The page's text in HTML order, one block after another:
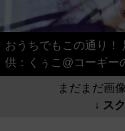
おうちでもこの通り！
供：くぅこ@コーギー
まだまだ画
↓ ス